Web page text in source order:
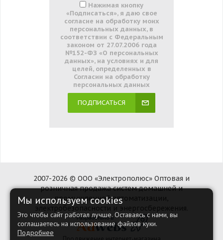
Нажимая кнопку
«Подписаться», я даю свое
согласие на обработку моих
персональных данных, в
соответствии с Федеральным
законом от 27.07.2006 года
№152-ФЗ «О персональных
данных», на условиях и для
целей, определенных в
Согласии на обработку
персональных данных
ПОДПИСАТЬСЯ
2007-2026 © ООО «Электрополюс» Оптовая и
розничная продажа систем домашней и
промышленной автоматизации,
электробезопасности и энергосбережения.
Мы используем cookies
Это чтобы сайт работал лучше. Оставаясь с нами, вы
соглашаетесь на использование файлов куки.
Подробнее